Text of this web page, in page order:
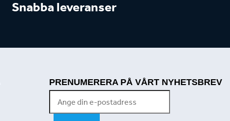
Snabba leveranser
PRENUMERERA PÅ VÅRT NYHETSBREV